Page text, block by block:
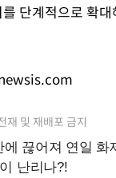
단계적으로 확
및 재배포 금지